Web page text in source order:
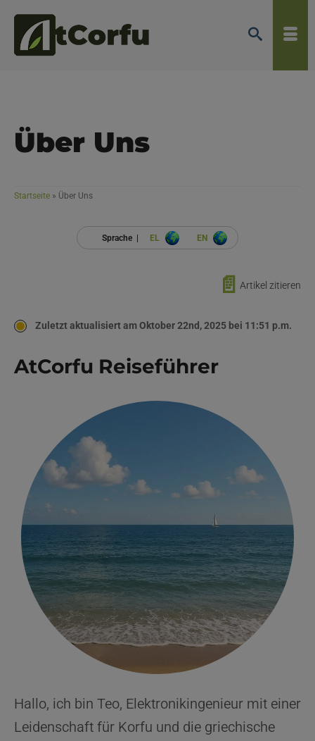
Über Uns
Startseite » Über Uns
Sprache | EL EN
📄 Artikel zitieren
Zuletzt aktualisiert am Oktober 22nd, 2025 bei 11:51 p.m.
AtCorfu Reiseführer
Hallo, ich bin Teo, Elektronikingenieur mit einer
Leidenschaft für Korfu und die griechische